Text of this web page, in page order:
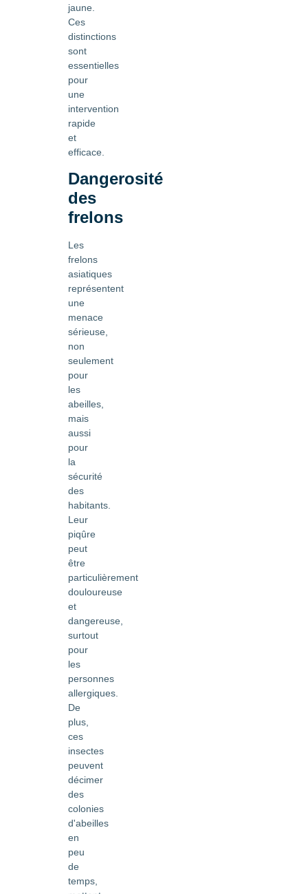
jaune.
Ces
distinctions
sont
essentielles
pour
une
intervention
rapide
et
efficace.
Dangerosité
des
frelons
Les
frelons
asiatiques
représentent
une
menace
sérieuse,
non
seulement
pour
les
abeilles,
mais
aussi
pour
la
sécurité
des
habitants.
Leur
piqûre
peut
être
particulièrement
douloureuse
et
dangereuse,
surtout
pour
les
personnes
allergiques.
De
plus,
ces
insectes
peuvent
décimer
des
colonies
d'abeilles
en
peu
de
temps,